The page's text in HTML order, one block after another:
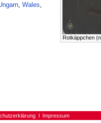
Rotkäppchen
, Wales
Impressum